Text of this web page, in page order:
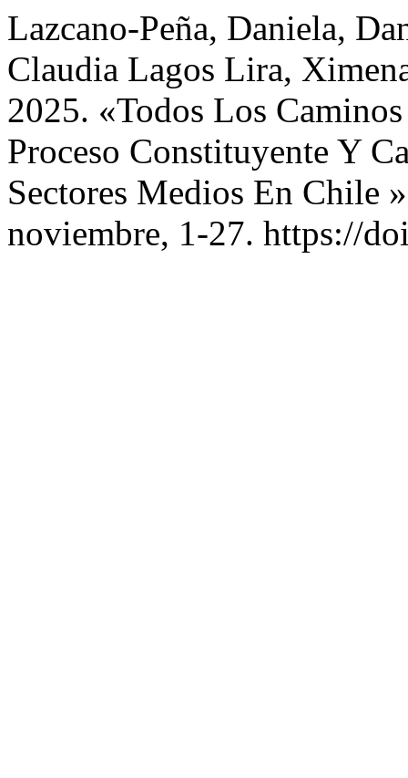
Lazcano-Peña, Daniela,
Claudia Lagos Lira,
2025. «Todos Los
Proceso Constituyente Y
Sectores Medios En Chile
noviembre, 1-27. https://